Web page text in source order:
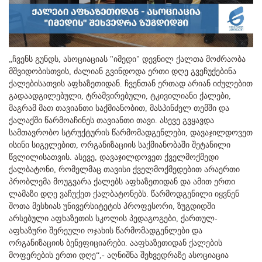
Video
„ჩვენს გუნდს, ასოციაციას "იმედი" დევნილ ქალთა მოძრაობა
მშვიდობისთვის, ძალიან გვინდოდა ერთი დღე გვეჩუქებინა
ქალებისათვის აფხაზეთიდან. ჩვენთან ერთად არიან იძულებით
გადაადგილებული, ტრამვირებული, ტკივილიანი ქალები,
მაგრამ მათ თავიანთი საქმიანობით, მასპინძელ თემში და
ქალაქში წარმოაჩინეს თავიანთი თავი. ასევე გვყავდა
სამთავრობო სტრუქტურის წარმომადგენლები, დავაჯილდოვეთ
ისინი სიგელებით, ორგანიზაციის საქმიანობაში შეტანილი
წვლილისათვის. ასევე, დავაჯილდოვეთ ქველმოქმედი
ქალბატონი, რომელმაც თავისი ქველმოქმედებით არაერთი
პრობლემა მოუგვარა ქალებს აფხაზეთიდან და ამით ერთი
ლამაზი დღე ვაჩუქეთ ქალბატონებს. წარმოდგენილი იყვნენ
შოთა მესხიას უნივერსიტეტის პროფესორი, ზუგდიდში
არსებული აფხაზეთის სკოლის პედაგოგები, ქართულ-
აფხაზური შერეული ოჯახის წარმომადგენლები და
ორგანიზაციის ბენეფიციარები. ააფხაზეთიდან ქალების
მოფერების ერთი დღე“,- აღნიშნა შეხვედრაზე ასოციაცია